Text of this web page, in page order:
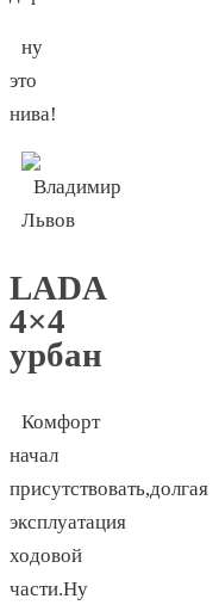
ну
это
нива!
LADA
4×4
урбан
Комфорт
начал
присутствовать,долгая
эксплуатация
ходовой
части.Ну